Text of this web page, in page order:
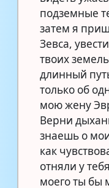
подземные
затем я
Зевса,
твоих
длинный
только об
мою жену
Верни
знаешь о
как
отняли у
моего ты бы